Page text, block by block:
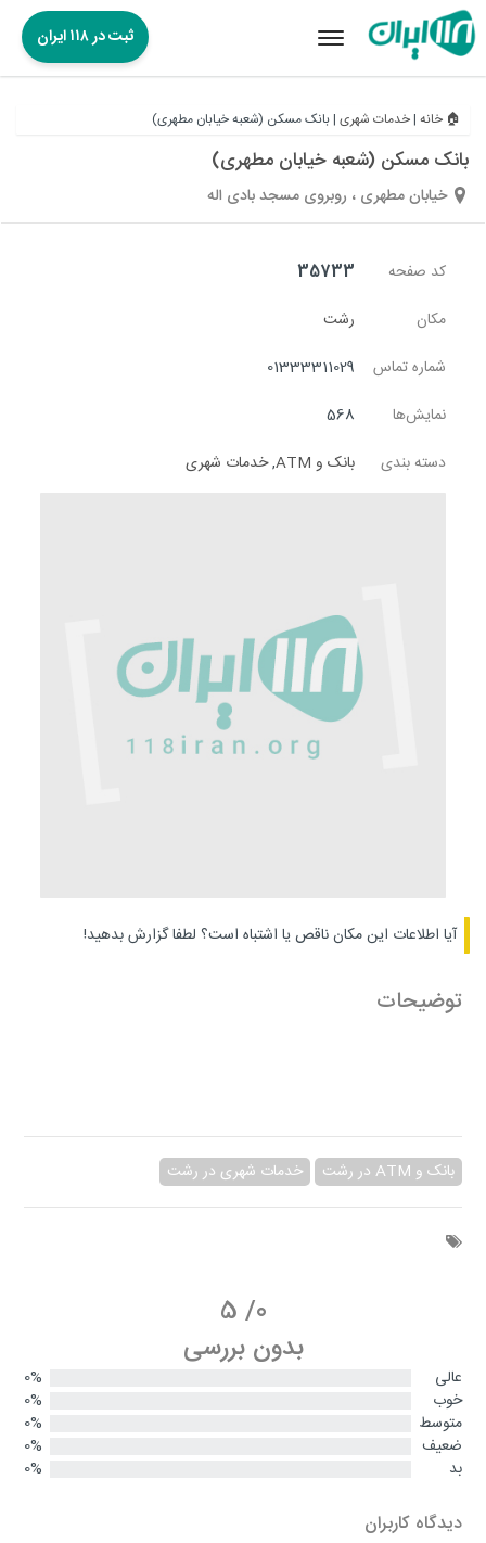
Toggle
ثبت در ۱۱۸ ایران
🏠 خانه |خدمات شهری |بانک مسکن (شعبه خیابان مطهری)
بانک مسکن (شعبه خیابان مطهری)
خیابان مطهری ، روبروی مسجد بادی اله
کد صفحه
35733
مکان
رشت
شماره تماس
01333311029
نمایش‌ها
568
دسته بندی
بانک و ATM ,خدمات شهری
آیا اطلاعات این مکان ناقص یا اشتباه است؟ لطفا گزارش بدهید!
توضیحات
بانک و ATM در رشت خدمات شهری در رشت
0
/
5
بدون بررسی
عالی
0%
خوب
0%
متوسط
0%
ضعیف
0%
بد
0%
دیدگاه کاربران